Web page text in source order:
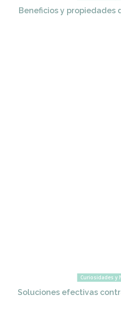
Beneficios y propiedades
Curiosidades y
Soluciones efectivas